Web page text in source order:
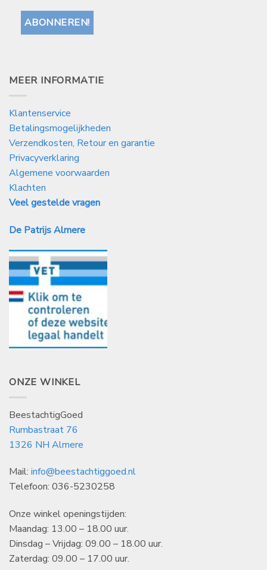
MEER INFORMATIE
Klantenservice
Betalingsmogelijkheden
Verzendkosten, Retour en garantie
Privacyverklaring
Algemene voorwaarden
Klachten
Veel gestelde vragen
De Patrijs Almere
ONZE WINKEL
BeestachtigGoed
Rumbastraat 76
1326 NH Almere
Mail: info@beestachtiggoed.nl
Telefoon: 036-5230258
Onze winkel openingstijden:
Maandag: 13.00 – 18.00 uur.
Dinsdag – Vrijdag: 09.00 – 18.00 uur.
Zaterdag: 09.00 – 17.00 uur.